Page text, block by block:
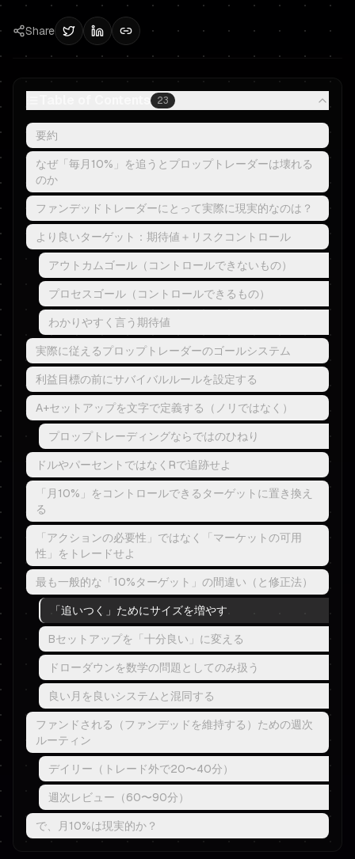
Share
23
要約
なぜ「毎月10%」を追うとプロップトレーダーは壊れる
のか
ファンデッドトレーダーにとって実際に現実的なのは？
より良いターゲット：期待値＋リスクコントロール
アウトカムゴール（コントロールできないもの）
プロセスゴール（コントロールできるもの）
わかりやすく言う期待値
実際に従えるプロップトレーダーのゴールシステム
利益目標の前にサバイバルルールを設定する
A+セットアップを文字で定義する（ノリではなく）
プロップトレーディングならではのひねり
ドルやパーセントではなくRで追跡せよ
「月10%」をコントロールできるターゲットに置き換え
る
「アクションの必要性」ではなく「マーケットの可用
性」をトレードせよ
最も一般的な「10%ターゲット」の間違い（と修正法）
「追いつく」ためにサイズを増やす
Bセットアップを「十分良い」に変える
ドローダウンを数学の問題としてのみ扱う
良い月を良いシステムと混同する
ファンドされる（ファンデッドを維持する）ための週次
ルーティン
デイリー（トレード外で20〜40分）
週次レビュー（60〜90分）
で、月10%は現実的か？